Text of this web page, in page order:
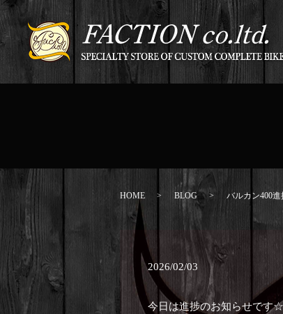
HOME BLOG バルカン400
2026/02/03
今日は進捗のお知らせです☆